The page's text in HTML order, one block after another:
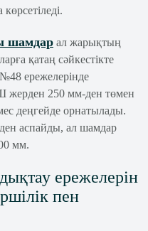
шамдар ал жарықтың
қатаң сәйкестікте
ережелерінде
жерден 250 мм-ден төмен
деңгейде орнатылады.
аспайды, ал шамдар
мм.
ережелерін
пен